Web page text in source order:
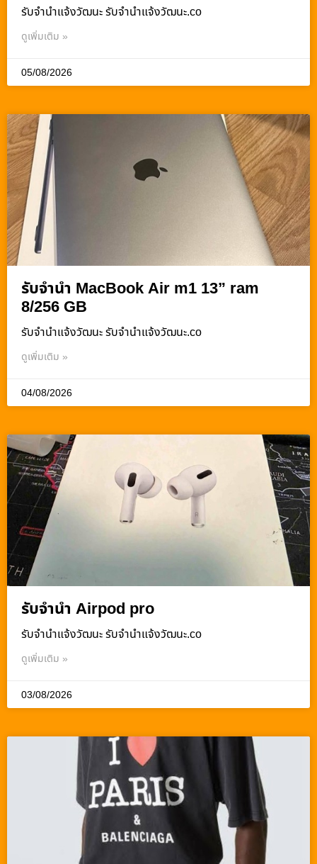
รับจํานําแจ้งวัฒนะ รับจํานําแจ้งวัฒนะ.co
ดูเพิ่มเติม »
05/08/2026
รับจำนำ MacBook Air m1 13” ram
8/256 GB
รับจํานําแจ้งวัฒนะ รับจํานําแจ้งวัฒนะ.co
ดูเพิ่มเติม »
04/08/2026
รับจำนำ Airpod pro
รับจํานําแจ้งวัฒนะ รับจํานําแจ้งวัฒนะ.co
ดูเพิ่มเติม »
03/08/2026